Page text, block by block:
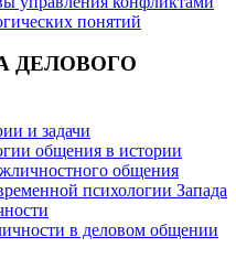
понятий
ДЕЛОВОГО
и задачи
общения в истории
общения
психологии Запада
в деловом общении